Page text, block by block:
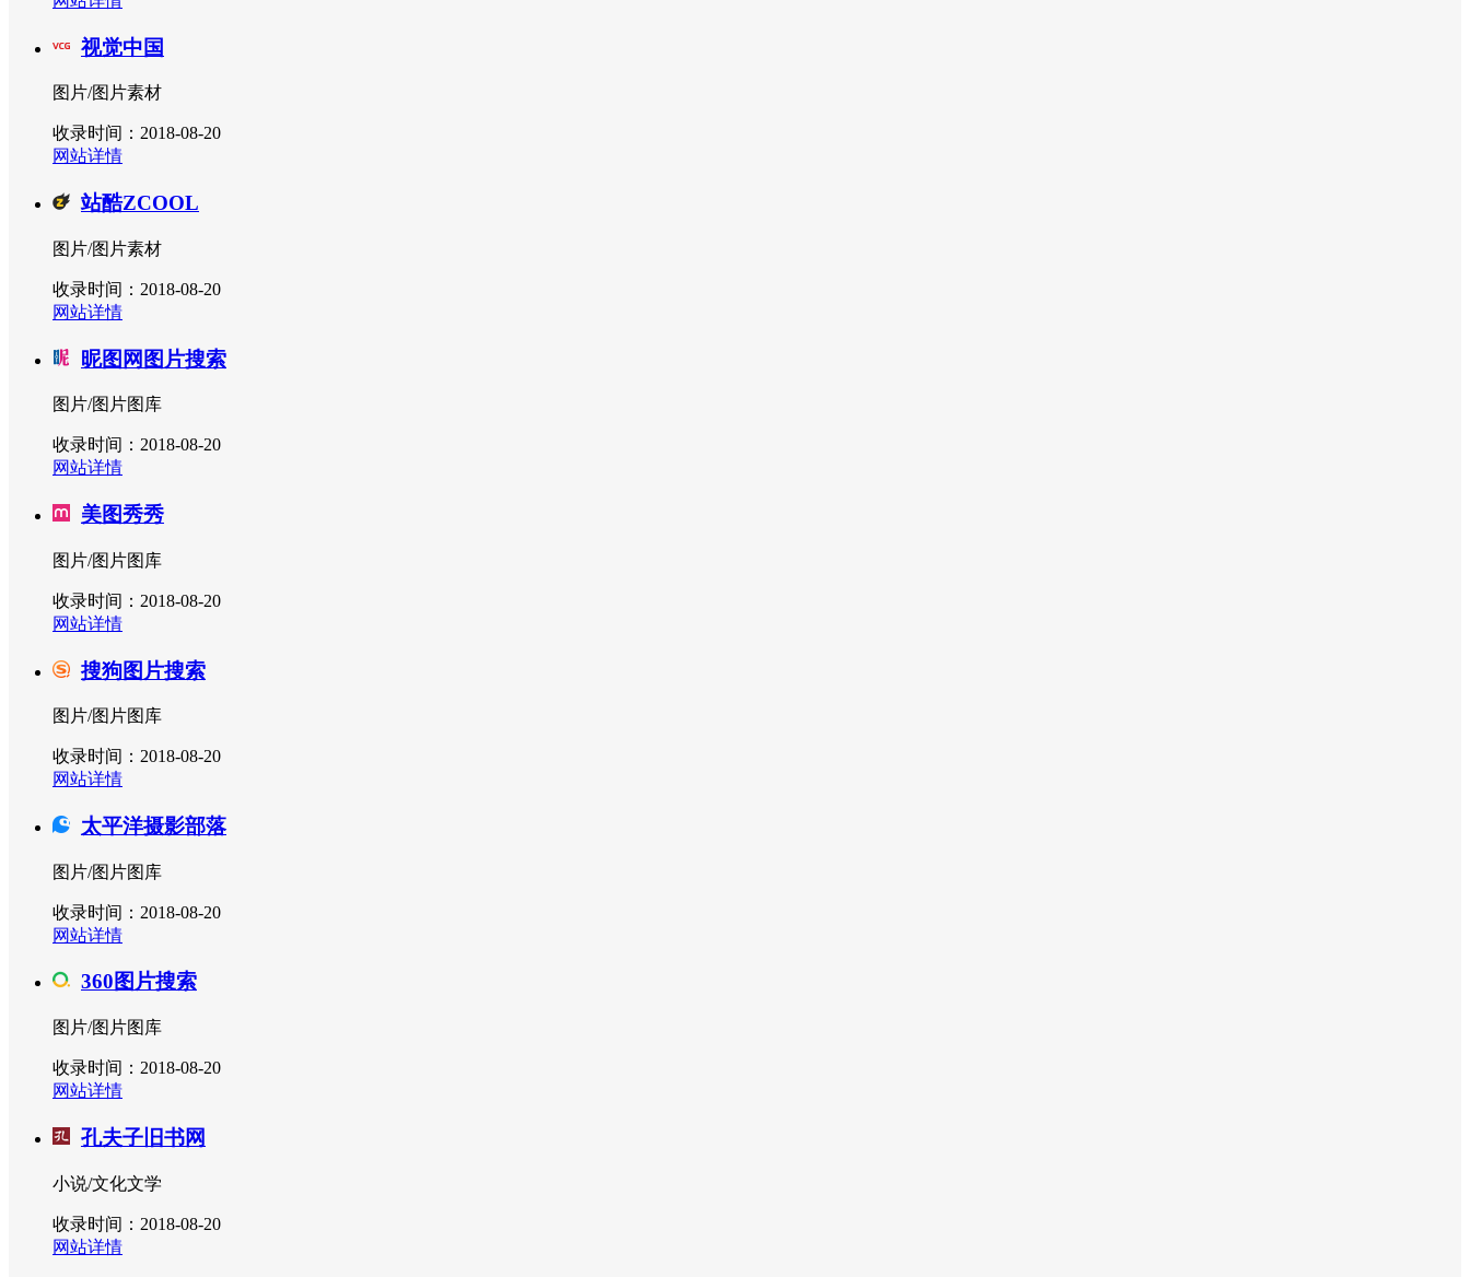
视觉中国
图片/图片素材
收录时间：2018-08-20
网站详情
站酷ZCOOL
图片/图片素材
收录时间：2018-08-20
网站详情
昵图网图片搜索
图片/图片图库
收录时间：2018-08-20
网站详情
美图秀秀
图片/图片图库
收录时间：2018-08-20
网站详情
搜狗图片搜索
图片/图片图库
收录时间：2018-08-20
网站详情
太平洋摄影部落
图片/图片图库
收录时间：2018-08-20
网站详情
360图片搜索
图片/图片图库
收录时间：2018-08-20
网站详情
孔夫子旧书网
小说/文化文学
收录时间：2018-08-20
网站详情